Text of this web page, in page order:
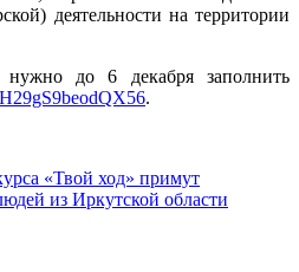
деятельности на территории
до 6 декабря заполнить
.